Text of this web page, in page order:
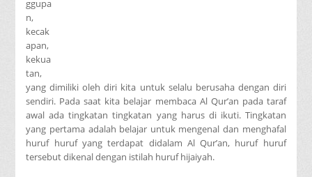
ggupa
n,
kecak
apan,
kekua
tan,
yang dimiliki oleh diri kita untuk selalu berusaha dengan diri
sendiri. Pada saat kita belajar membaca Al Qur’an pada taraf
awal ada tingkatan tingkatan yang harus di ikuti. Tingkatan
yang pertama adalah belajar untuk mengenal dan menghafal
huruf huruf yang terdapat didalam Al Qur’an, huruf huruf
tersebut dikenal dengan istilah huruf hijaiyah.